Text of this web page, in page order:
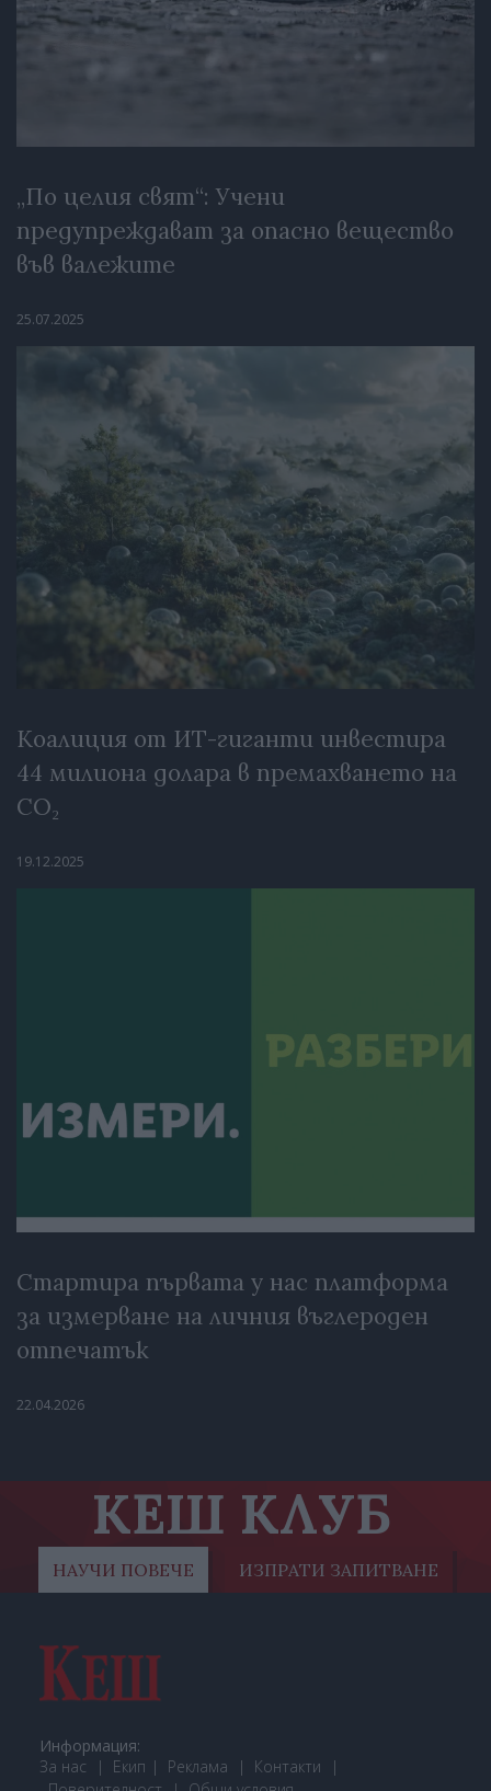
„По целия свят“: Учени
предупреждават за опасно вещество
във валежите
25.07.2025
Коалиция от ИТ-гиганти инвестира
44 милиона долара в премахването на
CO₂
19.12.2025
Стартира първата у нас платформа
за измерване на личния въглероден
отпечатък
22.04.2026
КЕШ КЛУБ
НАУЧИ ПОВЕЧЕ ИЗПРАТИ ЗАПИТВАНЕ
Информация:
За нас
Екип Реклама
Контакти